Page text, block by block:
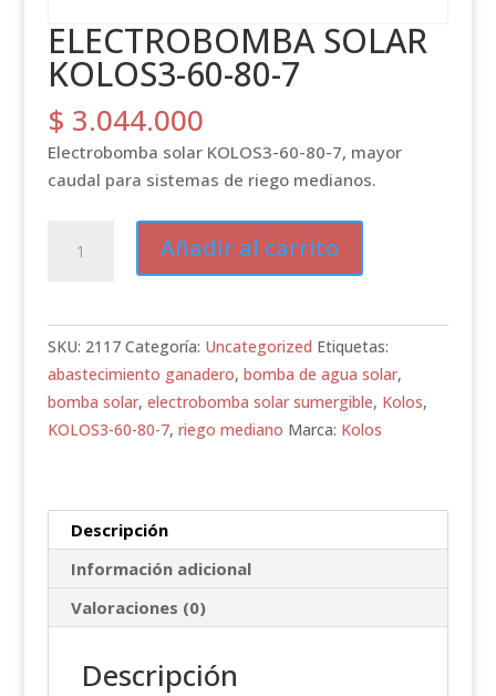
ELECTROBOMBA SOLAR
KOLOS3-60-80-7
$ 3.044.000
Electrobomba solar KOLOS3-60-80-7, mayor
caudal para sistemas de riego medianos.
SOLAR
80-
7
cantidad
Añadir al carrito
SKU: 2117 Categoría: Uncategorized Etiquetas:
abastecimiento ganadero, bomba de agua solar,
bomba solar, electrobomba solar sumergible, Kolos,
KOLOS3-60-80-7, riego mediano Marca: Kolos
Descripción
Información adicional
Valoraciones (0)
Descripción